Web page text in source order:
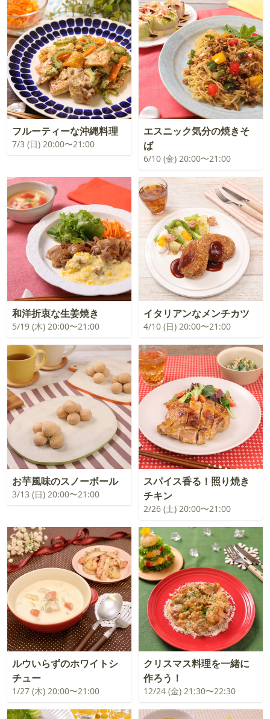
フルーティーな沖縄料理
7/3 (日) 20:00〜21:00
エスニック気分の焼きそ
ば
6/10 (金) 20:00〜21:00
和洋折衷な生姜焼き
5/19 (木) 20:00〜21:00
イタリアンなメンチカツ
4/10 (日) 20:00〜21:00
お芋風味のスノーボール
3/13 (日) 20:00〜21:00
スパイス香る！照り焼き
チキン
2/26 (土) 20:00〜21:00
ルウいらずのホワイトシ
チュー
1/27 (木) 20:00〜21:00
クリスマス料理を一緒に
作ろう！
12/24 (金) 21:30〜22:30